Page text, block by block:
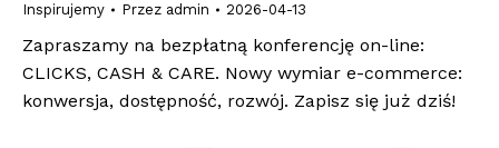
Inspirujemy Przez admin 2026-04-13
Zapraszamy na bezpłatną konferencję on-line:
CLICKS, CASH & CARE. Nowy wymiar e-commerce:
konwersja, dostępność, rozwój. Zapisz się już dziś!